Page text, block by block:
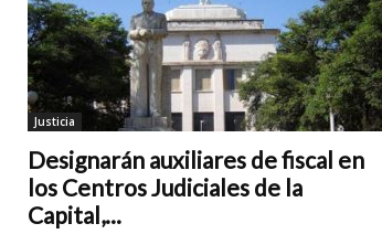
Justicia
Designarán auxiliares de fiscal en
los Centros Judiciales de la
Capital,...